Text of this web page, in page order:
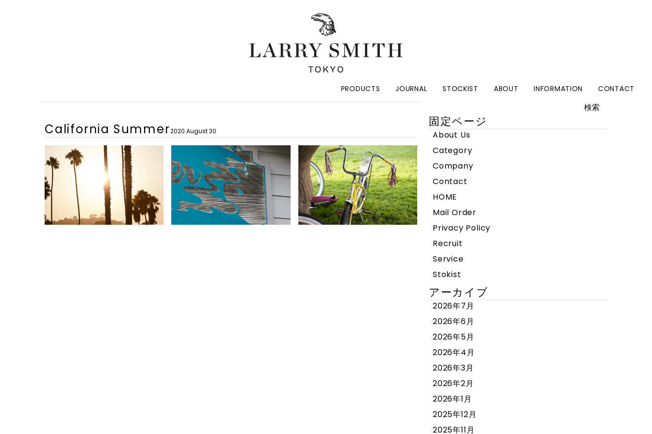
PRODUCTS JOURNAL STOCKIST ABOUT INFORMATION CONTACT
California Summer2020 August 30
索:
固定ページ
About Us
Category
Company
Contact
HOME
Mail Order
Privacy Policy
Recruit
Service
Stokist
アーカイブ
2026年7月
2026年6月
2026年5月
2026年4月
2026年3月
2026年2月
2026年1月
2025年12月
2025年11月